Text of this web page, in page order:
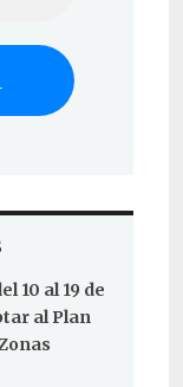
10 al 19 de
al Plan